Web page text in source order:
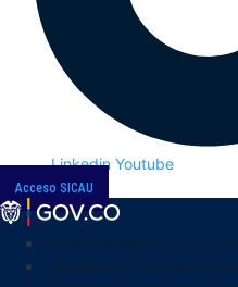
Linkedin Youtube
Acceso SICAU